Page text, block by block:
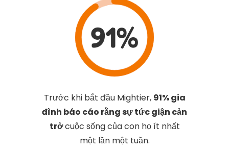
91%
Trước khi bắt đầu Mightier, 91% gia
đình báo cáo rằng sự tức giận cản
trởcuộc sống của con họ ít nhất
một lần một tuần.